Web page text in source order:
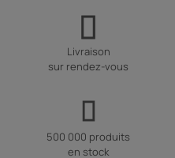
Livraison
sur rendez-vous
500 000 produits
en stock